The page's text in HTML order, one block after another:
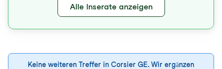
Alle Inserate anzeigen
Keine weiteren Treffer in Corsier GE. Wir ergänzen